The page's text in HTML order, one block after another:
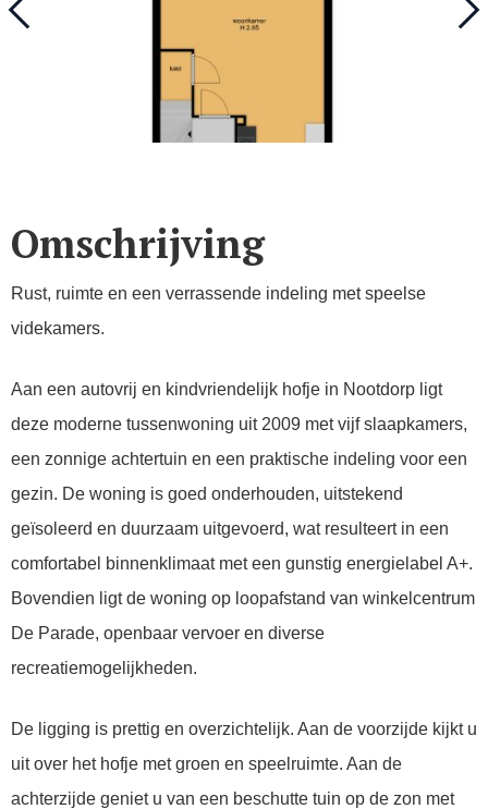
Omschrijving
Rust, ruimte en een verrassende indeling met speelse
videkamers.
Aan een autovrij en kindvriendelijk hofje in Nootdorp ligt
deze moderne tussenwoning uit 2009 met vijf slaapkamers,
een zonnige achtertuin en een praktische indeling voor een
gezin. De woning is goed onderhouden, uitstekend
geïsoleerd en duurzaam uitgevoerd, wat resulteert in een
comfortabel binnenklimaat met een gunstig energielabel A+.
Bovendien ligt de woning op loopafstand van winkelcentrum
De Parade, openbaar vervoer en diverse
recreatiemogelijkheden.
De ligging is prettig en overzichtelijk. Aan de voorzijde kijkt u
uit over het hofje met groen en speelruimte. Aan de
achterzijde geniet u van een beschutte tuin op de zon met